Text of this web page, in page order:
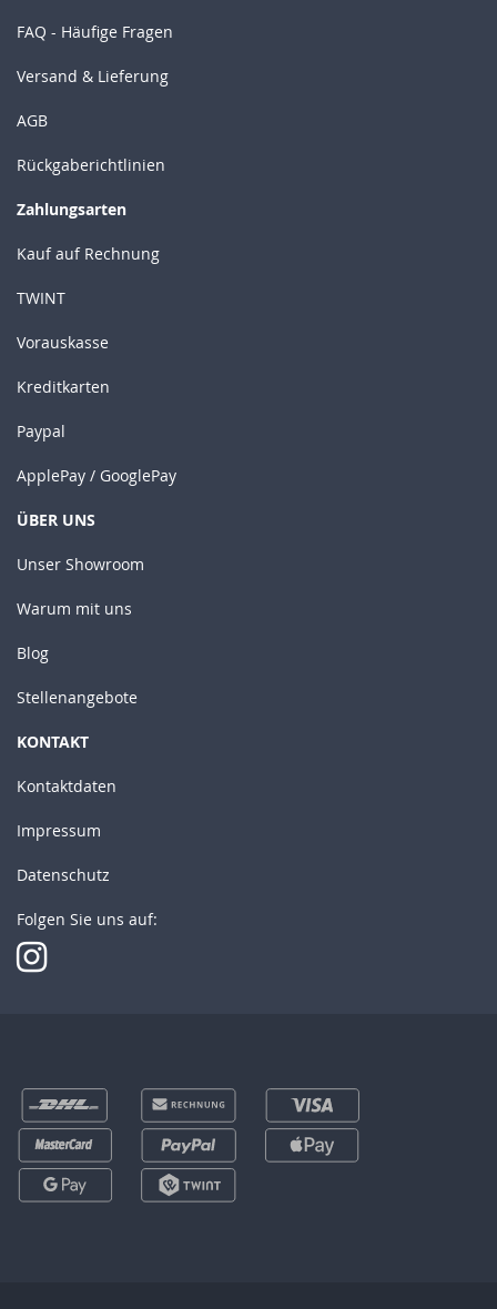
FAQ - Häufige Fragen
Versand & Lieferung
AGB
Rückgaberichtlinien
Zahlungsarten
Kauf auf Rechnung
TWINT
Vorauskasse
Kreditkarten
Paypal
ApplePay / GooglePay
ÜBER UNS
Unser Showroom
Warum mit uns
Blog
Stellenangebote
KONTAKT
Kontaktdaten
Impressum
Datenschutz
Folgen Sie uns auf: